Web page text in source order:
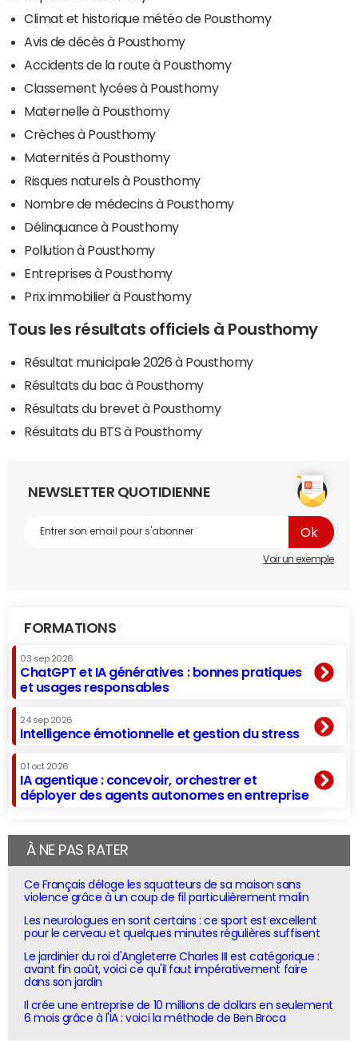
Climat et historique météo de Pousthomy
Avis de décès à Pousthomy
Accidents de la route à Pousthomy
Classement lycées à Pousthomy
Maternelle à Pousthomy
Crèches à Pousthomy
Maternités à Pousthomy
Risques naturels à Pousthomy
Nombre de médecins à Pousthomy
Délinquance à Pousthomy
Pollution à Pousthomy
Entreprises à Pousthomy
Prix immobilier à Pousthomy
Tous les résultats officiels à Pousthomy
Résultat municipale 2026 à Pousthomy
Résultats du bac à Pousthomy
Résultats du brevet à Pousthomy
Résultats du BTS à Pousthomy
NEWSLETTER QUOTIDIENNE
Voir un exemple
FORMATIONS
03 sep 2026
ChatGPT et IA génératives : bonnes pratiques
et usages responsables
24 sep 2026
Intelligence émotionnelle et gestion du stress
01 oct 2026
IA agentique : concevoir, orchestrer et
déployer des agents autonomes en entreprise
À NE PAS RATER
Ce Français déloge les squatteurs de sa maison sans
violence grâce à un coup de fil particulièrement malin
Les neurologues en sont certains : ce sport est excellent
pour le cerveau et quelques minutes régulières suffisent
Le jardinier du roi d'Angleterre Charles III est catégorique :
avant fin août, voici ce qu'il faut impérativement faire
dans son jardin
Il crée une entreprise de 10 millions de dollars en seulement
6 mois grâce à l'IA : voici la méthode de Ben Broca